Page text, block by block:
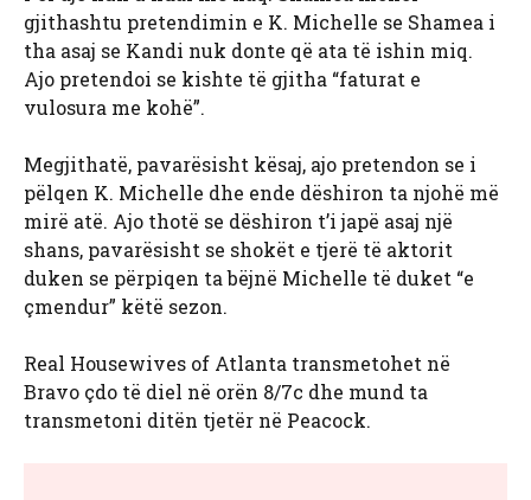
gjithashtu pretendimin e K. Michelle se Shamea i
tha asaj se Kandi nuk donte që ata të ishin miq.
Ajo pretendoi se kishte të gjitha “faturat e
vulosura me kohë”.
Megjithatë, pavarësisht kësaj, ajo pretendon se i
pëlqen K. Michelle dhe ende dëshiron ta njohë më
mirë atë. Ajo thotë se dëshiron t’i japë asaj një
shans, pavarësisht se shokët e tjerë të aktorit
duken se përpiqen ta bëjnë Michelle të duket “e
çmendur” këtë sezon.
Real Housewives of Atlanta transmetohet në
Bravo çdo të diel në orën 8/7c dhe mund ta
transmetoni ditën tjetër në Peacock.